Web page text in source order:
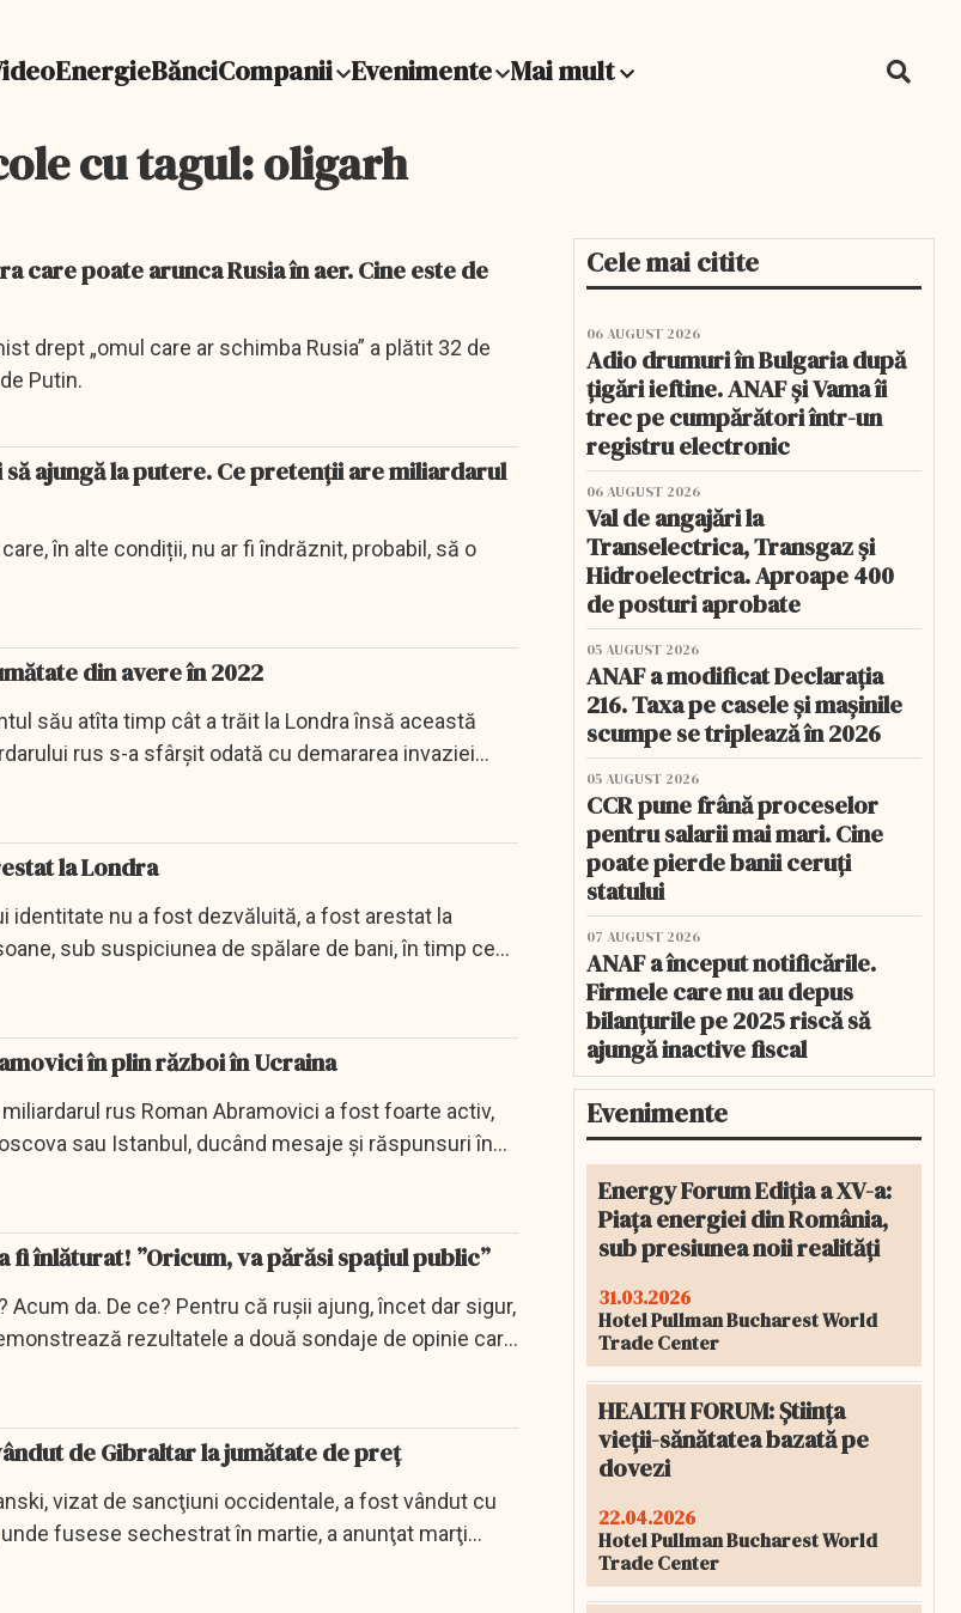
EnergieBănciCompanii Evenimente Mai mult
cu tagul: oligarh
care poate arunca Rusia în aer. Cine este de
drept „omul care ar schimba Rusia” a plătit 32 de
Putin.
ajungă la putere. Ce pretenții are miliardarul
în alte condiții, nu ar fi îndrăznit, probabil, să o
din avere în 2022
său atîta timp cât a trăit la Londra însă această
rus s-a sfârșit odată cu demararea invaziei
la Londra
identitate nu a fost dezvăluită, a fost arestat la
sub suspiciunea de spălare de bani, în timp ce
în plin război în Ucraina
rus Roman Abramovici a fost foarte activ,
sau Istanbul, ducând mesaje și răspunsuri în
fi înlăturat! ”Oricum, va părăsi spațiul public”
da. De ce? Pentru că rușii ajung, încet dar sigur,
rezultatele a două sondaje de opinie care
de Gibraltar la jumătate de preț
vizat de sancţiuni occidentale, a fost vândut cu
fusese sechestrat în martie, a anunţat marţi
Cele mai citite
06 AUGUST 2026
Adio drumuri în Bulgaria după
țigări ieftine. ANAF și Vama îi
trec pe cumpărători într-un
registru electronic
06 AUGUST 2026
Val de angajări la
Transelectrica, Transgaz și
Hidroelectrica. Aproape 400
de posturi aprobate
05 AUGUST 2026
ANAF a modificat Declarația
216. Taxa pe casele și mașinile
scumpe se triplează în 2026
05 AUGUST 2026
CCR pune frână proceselor
pentru salarii mai mari. Cine
poate pierde banii ceruți
statului
07 AUGUST 2026
ANAF a început notificările.
Firmele care nu au depus
bilanțurile pe 2025 riscă să
ajungă inactive fiscal
Evenimente
Energy Forum Ediția a XV-a:
Piața energiei din România,
sub presiunea noii realități
31.03.2026
Hotel Pullman Bucharest World
Trade Center
HEALTH FORUM: Știința
vieții-sănătatea bazată pe
dovezi
22.04.2026
Hotel Pullman Bucharest World
Trade Center